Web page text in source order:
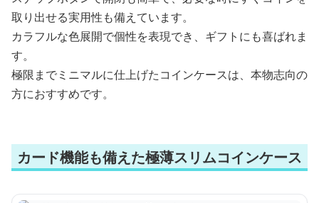
取り出せる実用性も備えています。
カラフルな色展開で個性を表現でき、ギフトにも喜ばれま
す。
極限までミニマルに仕上げたコインケースは、本物志向の
方におすすめです。
カード機能も備えた極薄スリムコインケース